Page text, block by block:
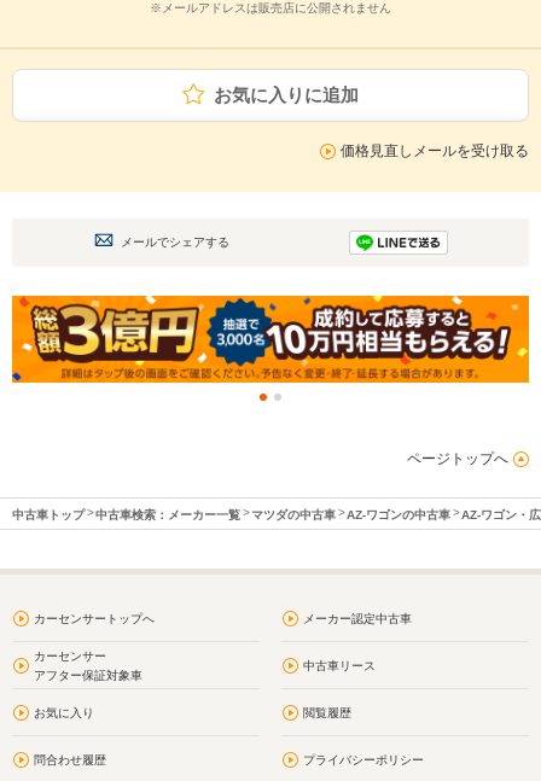
※メールアドレスは販売店に公開されません
お気に入りに追加
価格見直しメールを受け取る
メールでシェアする
ページトップへ
中古車トップ 中古車検索：メーカー一覧 マツダの中古車 AZ-ワゴンの中古車 AZ-ワゴン・
カーセンサートップへ メーカー認定中古車
カーセンサー
アフター保証対象車
中古車リース
お気に入り 閲覧履歴
問合わせ履歴 プライバシーポリシー